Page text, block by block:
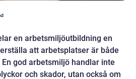
en arbetsmiljöutbildning en
att arbetsplatser är både
god arbetsmiljö handlar inte
och skador, utan också om